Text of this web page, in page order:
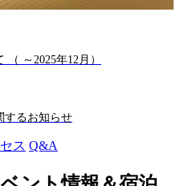
～2025年12月）
するお知らせ
ス Q&A